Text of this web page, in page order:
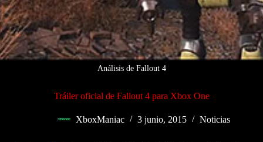
Análisis de Fallout 4
Tráiler oficial de Fallout 4 para Xbox One
XboxManiac 3 junio, 2015 Noticias